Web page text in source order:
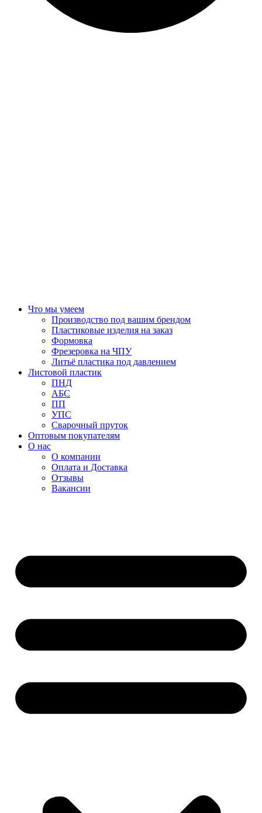
Что мы умеем
Производство под вашим брендом
Пластиковые изделия на заказ
Формовка
Фрезеровка на ЧПУ
Литьё пластика под давлением
Листовой пластик
ПНД
АБС
ПП
УПС
Сварочный пруток
Оптовым покупателям
О нас
О компании
Оплата и Доставка
Отзывы
Вакансии